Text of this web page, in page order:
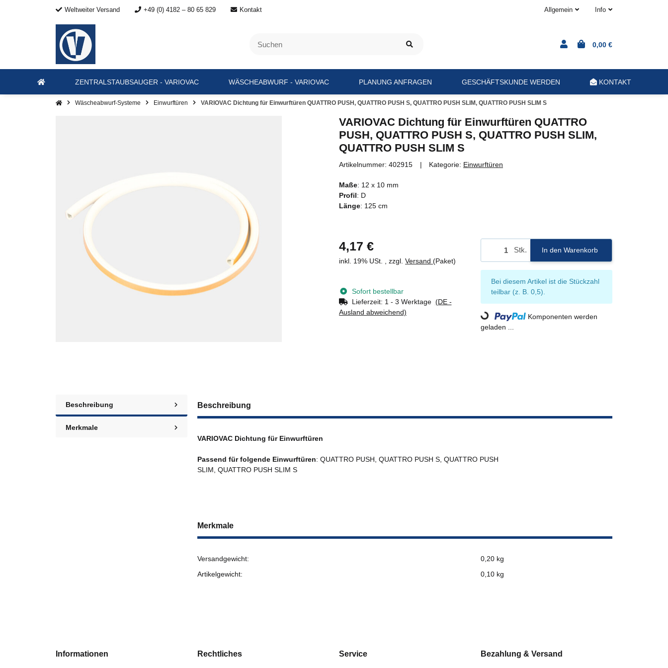
Weltweiter Versand +49 (0) 4182 – 80 65 829 Kontakt Allgemein Info
0,00 €
ZENTRALSTAUBSAUGER - VARIOVAC WÄSCHEABWURF - VARIOVAC PLANUNG ANFRAGEN GESCHÄFTSKUNDE WERDEN KONTAKT
Wäscheabwurf-Systeme Einwurftüren VARIOVAC Dichtung für Einwurftüren QUATTRO PUSH, QUATTRO PUSH S, QUATTRO PUSH SLIM, QUATTRO PUSH SLIM S
VARIOVAC Dichtung für Einwurftüren QUATTRO
PUSH, QUATTRO PUSH S, QUATTRO PUSH SLIM,
QUATTRO PUSH SLIM S
Artikelnummer: 402915 Kategorie: Einwurftüren
Maße: 12 x 10 mm
Profil: D
Länge: 125 cm
4,17 €
inkl. 19% USt. , zzgl. Versand (Paket)
Sofort bestellbar
Lieferzeit: 1 - 3 Werktage (DE -
Ausland abweichend)
Stk. In den Warenkorb
x
Bei diesem Artikel ist die Stückzahl
teilbar (z. B. 0,5).
Loading...
Komponenten werden
geladen ...
Beschreibung
Merkmale
Beschreibung
VARIOVAC Dichtung für Einwurftüren
Passend für folgende Einwurftüren: QUATTRO PUSH, QUATTRO PUSH S, QUATTRO PUSH
SLIM, QUATTRO PUSH SLIM S
Merkmale
Versandgewicht:
0,20 kg
Artikelgewicht:
0,10 kg
Informationen Rechtliches Service Bezahlung & Versand